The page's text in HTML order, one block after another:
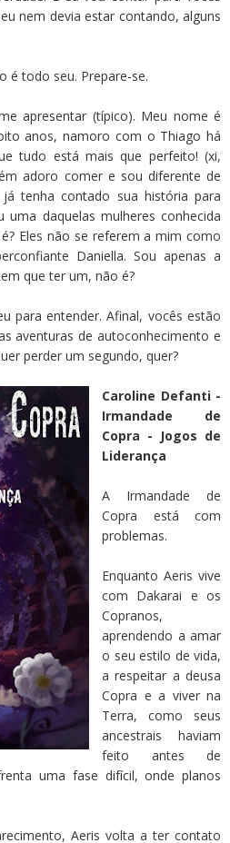
nem devia estar contando, alguns
é todo seu. Prepare-se.
apresentar (típico). Meu nome é
anos, namoro com o Thiago há
tudo está mais que perfeito! (xi,
adoro comer e sou diferente de
tenha contado sua história para
uma daquelas mulheres conhecida
Eles não se referem a mim como
Daniella. Sou apenas a
que ter um, não é?
para entender. Afinal, vocês estão
aventuras de autoconhecimento e
perder um segundo, quer?
Caroline Defanti -
Irmandade de
Copra - Jogos de
Liderança
A Irmandade de
Copra está com
problemas.
Enquanto Aeris vive
com Dakarai e os
Copranos,
aprendendo a amar
o seu estilo de vida,
a respeitar a deusa
Copra e a viver na
Terra, como seus
ancestrais haviam
feito antes de
uma fase difícil, onde planos
Aeris volta a ter contato